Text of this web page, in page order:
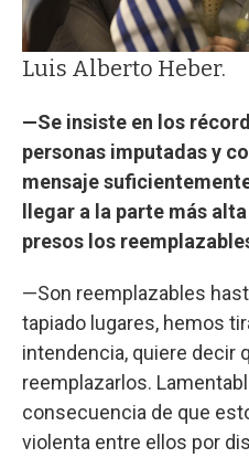
Luis Alberto Heber.
—Se insiste en los
personas imputadas y
mensaje
llegar a la parte más
presos los
—Son reemplazables
tapiado lugares, hemos
intendencia, quiere decir
reemplazarlos.
consecuencia de que
violenta entre ellos por